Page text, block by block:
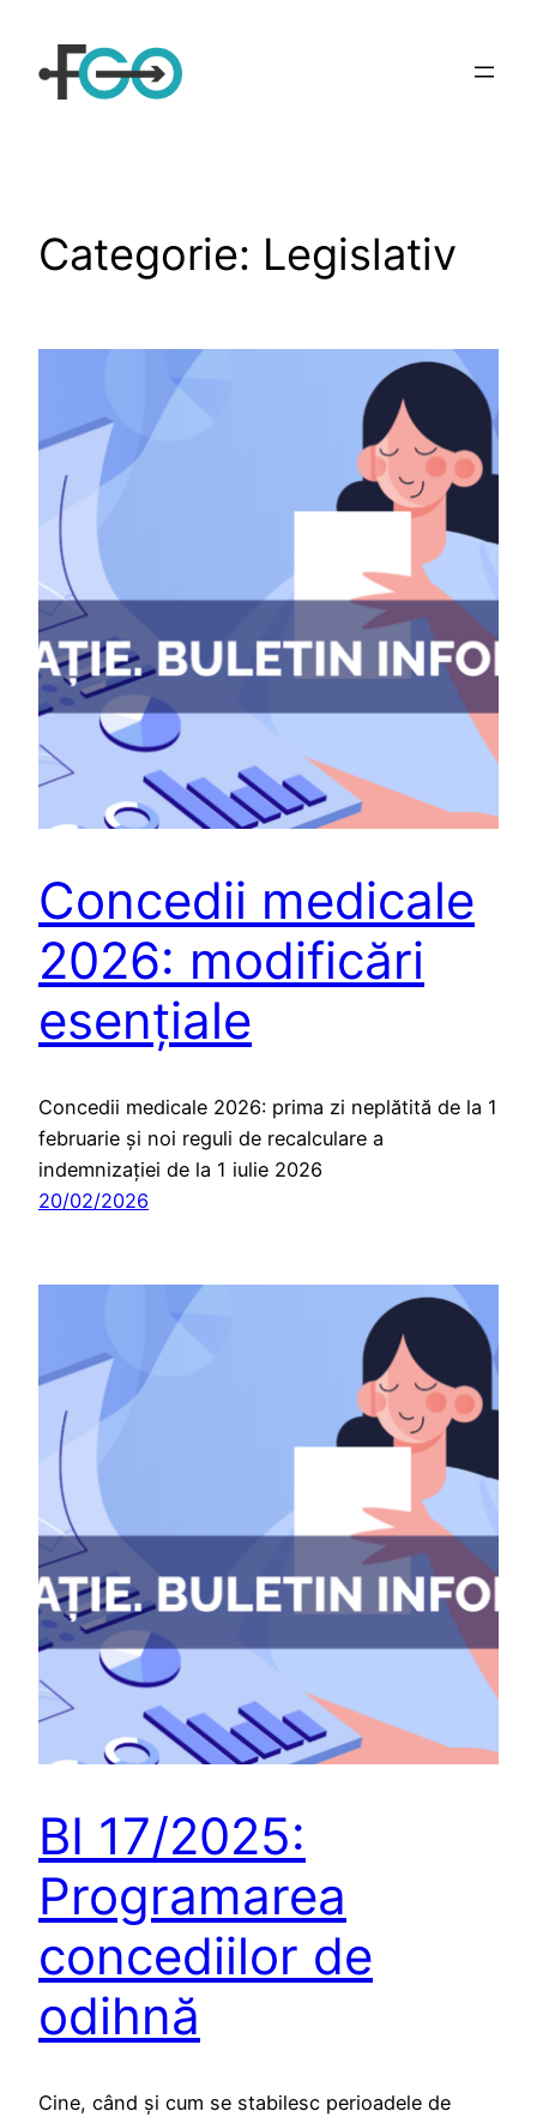
conținut
Categorie: Legislativ
Concedii medicale
2026: modificări
esențiale
Concedii medicale 2026: prima zi neplătită de la 1
februarie și noi reguli de recalculare a
indemnizației de la 1 iulie 2026
20/02/2026
BI 17/2025:
Programarea
concediilor de
odihnă
Cine, când și cum se stabilesc perioadele de